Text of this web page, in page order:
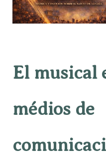
El musical
médios de